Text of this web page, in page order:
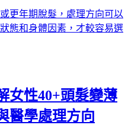
更年期脫髮，處理方向可以
態和身體因素，才較容易選
女性40+頭髮變薄
醫學處理方向